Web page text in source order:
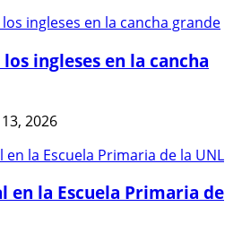
ingleses en la cancha
13, 2026
en la Escuela Primaria de